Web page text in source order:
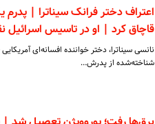
اعتراف دختر فرانک سیناترا | پدرم
قاچاق کرد | او در تاسیس
نانسی سیناترا، دختر خواننده افسانه‌ای
شناخته‌شده از پدرش…